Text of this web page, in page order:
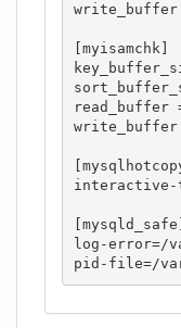
write_buffer
[myisamchk]
read_buffer
write_buffer
interactive-
[mysqld_safe]
log-error=/
pid-file=/